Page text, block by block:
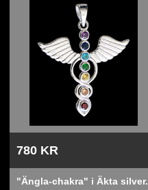
780 KR
"Ängla-chakra" i Äkta silver.